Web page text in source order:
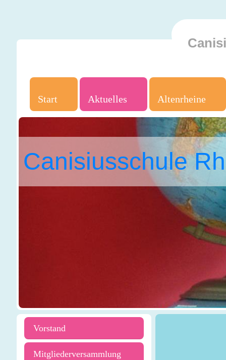
Start Aktuelles Altenrheine
Canisiusschule
Vorstand
Mitgliederversammlung